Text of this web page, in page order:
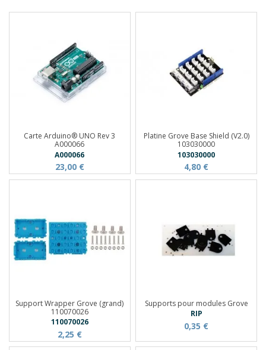
Carte Arduino® UNO Rev 3
A000066
A000066
23,00 €
Platine Grove Base Shield (V2.0)
103030000
103030000
4,80 €
Support Wrapper Grove (grand)
110070026
110070026
2,25 €
Supports pour modules Grove
RIP
0,35 €